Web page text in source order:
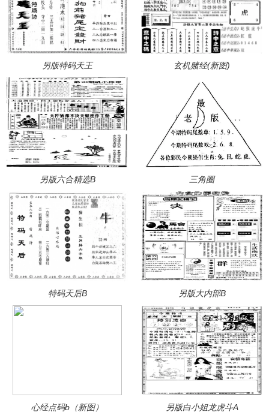
另版特码天王 玄机赌经(新图)
另版六合精选B 三角圈
特码天后B 另版大内部B
心经点码b（新图） 另版白小姐龙虎斗A